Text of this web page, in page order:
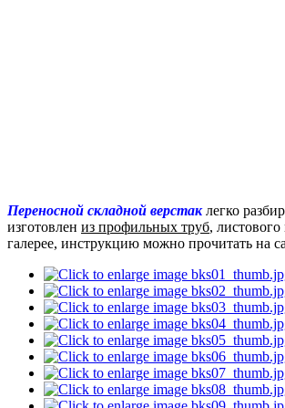
Переносной складной верстак легко
изготовлен из профильных труб,
галерее, инструкцию можно прочитать на